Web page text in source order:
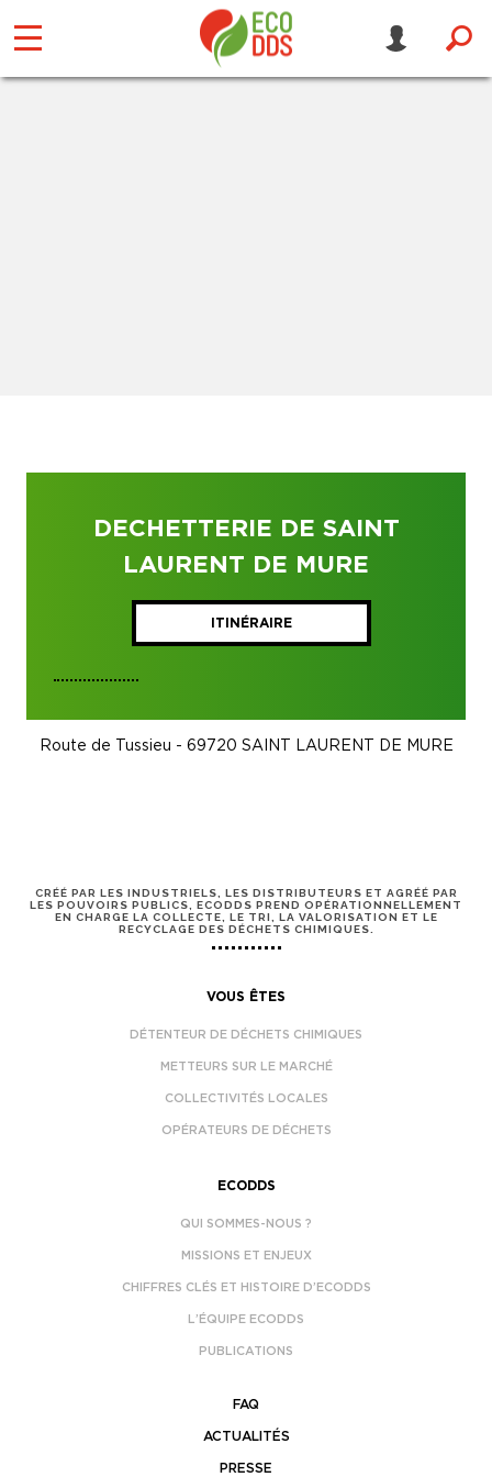
DECHETTERIE DE SAINT
LAURENT DE MURE
ITINÉRAIRE
Route de Tussieu - 69720 SAINT LAURENT DE MURE
CRÉÉ PAR LES INDUSTRIELS, LES DISTRIBUTEURS ET AGRÉÉ PAR
LES POUVOIRS PUBLICS, ECODDS PREND OPÉRATIONNELLEMENT
EN CHARGE LA COLLECTE, LE TRI, LA VALORISATION ET LE
RECYCLAGE DES DÉCHETS CHIMIQUES.
VOUS ÊTES
DÉTENTEUR DE DÉCHETS CHIMIQUES
METTEURS SUR LE MARCHÉ
COLLECTIVITÉS LOCALES
OPÉRATEURS DE DÉCHETS
ECODDS
QUI SOMMES-NOUS ?
MISSIONS ET ENJEUX
CHIFFRES CLÉS ET HISTOIRE D’ECODDS
L’ÉQUIPE ECODDS
PUBLICATIONS
FAQ
ACTUALITÉS
PRESSE